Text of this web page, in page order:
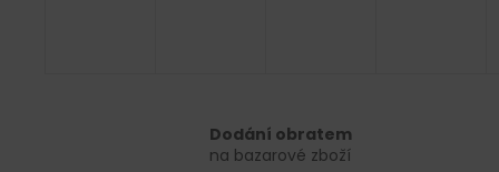
Dodání obratem
na bazarové zboží